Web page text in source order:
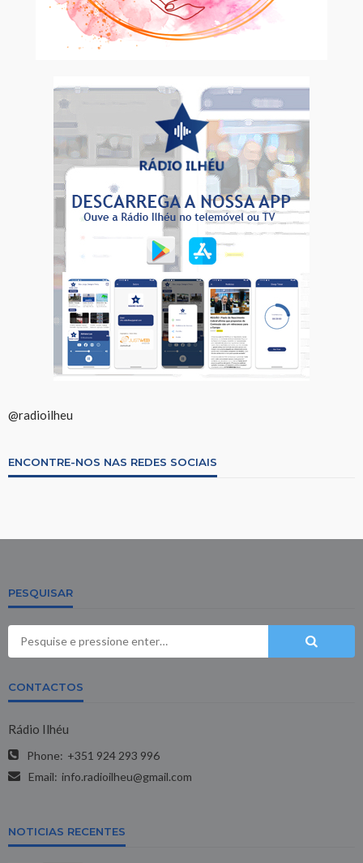
@radioilheu
ENCONTRE-NOS NAS REDES SOCIAIS
PESQUISAR
CONTACTOS
Rádio Ilhéu
Phone: +351 924 293 996
Email: info.radioilheu@gmail.com
NOTICIAS RECENTES